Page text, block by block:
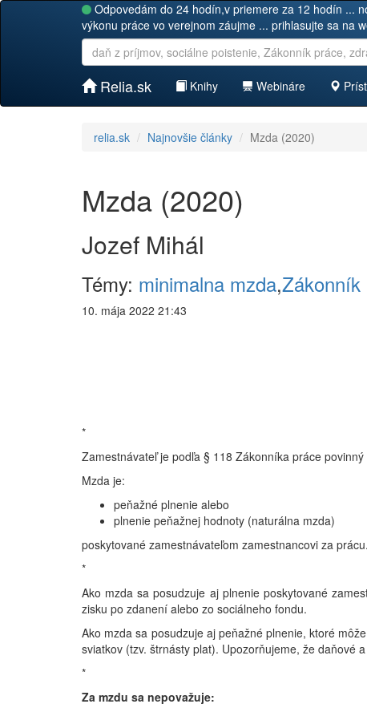
Odpovedám do 24 hodín,v priemere za 12 hodín ...
výkonu práce vo verejnom záujme ... prihlasujte sa na
Relia.sk Knihy Webináre
relia.sk Najnovšie články Mzda (2020)
Mzda (2020)
Jozef Mihál
Témy: minimalna mzda,Zákonník
10. mája 2022 21:43
*
Zamestnávateľ je podľa § 118 Zákonníka práce
Mzda je:
peňažné plnenie alebo
plnenie peňažnej hodnoty (naturálna mzda)
poskytované zamestnávateľom zamestnancovi za prácu.
*
Ako mzda sa posudzuje aj plnenie poskytované
zisku po zdanení alebo zo sociálneho fondu.
Ako mzda sa posudzuje aj peňažné plnenie, ktoré
sviatkov (tzv. štrnásty plat). Upozorňujeme, že daňové
*
Za mzdu sa nepovažuje: